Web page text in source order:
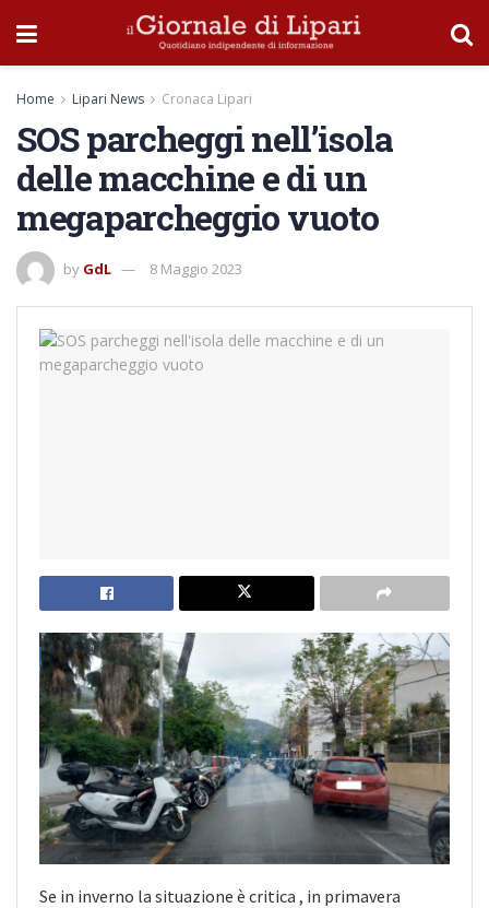
Home Lipari News Cronaca Lipari
SOS parcheggi nell’isola
delle macchine e di un
megaparcheggio vuoto
by GdL 8 Maggio 2023
Se in inverno la situazione è critica , in primavera